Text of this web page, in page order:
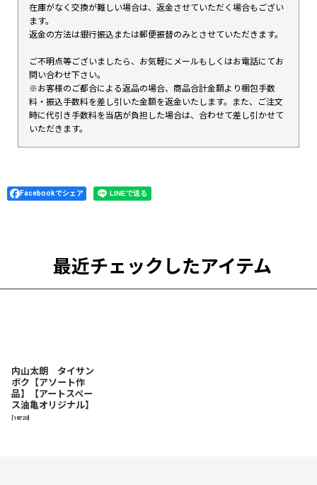
在庫がなく交換が難しい場合は、返金させていただく場合もござい
ます。
返金の方法は銀行振込または郵便振替のみとさせていただきます。
ご不明点等ございましたら、お気軽にメールもしくはお電話にてお
問い合わせ下さい。
※お客様のご都合による返品の場合、商品合計金額より梱包手数
料・振込手数料を差し引いた金額を返金いたします。また、ご注文
時に代引き手数料を当店が負担した場合は、合わせて差し引かせて
いただきます。
Facebookでシェア
最近チェックしたアイテム
内山太朗 タイサン
ボク【アソート作
品】【アートスペー
ス油亀オリジナル】
18720]